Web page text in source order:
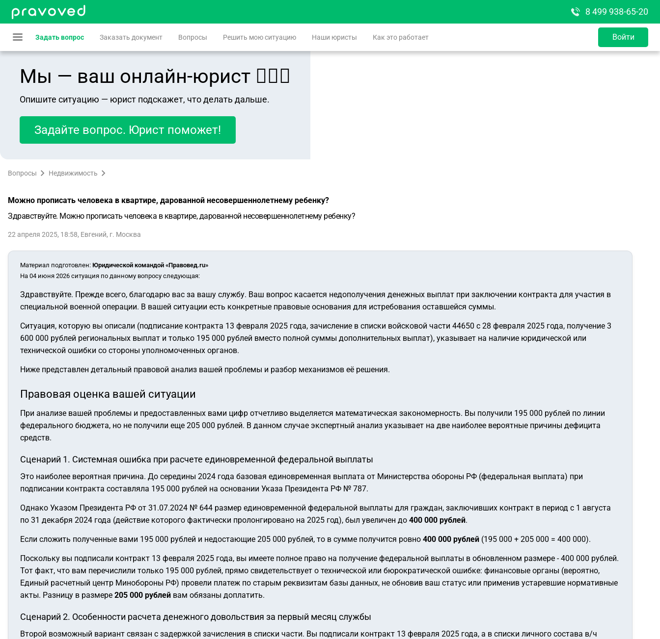
8 499 938-65-20
Задать вопрос Заказать документ Вопросы Решить мою ситуацию Наши юристы Как это работает Войти
Мы — ваш онлайн-юрист 👨🏻‍⚖️
Опишите ситуацию — юрист подскажет, что делать дальше.
Задайте вопрос. Юрист поможет!
Вопросы Недвижимость
Можно прописать человека в квартире, дарованной несовершеннолетнему ребенку?
Здравствуйте. Можно прописать человека в квартире, дарованной несовершеннолетнему ребенку?
22 апреля 2025, 18:58, Евгений, г. Москва
Материал подготовлен: Юридической командой «Правовед.ru»
На 04 июня 2026 ситуация по данному вопросу следующая:
Здравствуйте. Прежде всего, благодарю вас за вашу службу. Ваш вопрос касается недополучения денежных выплат при заключении контракта для участия в
специальной военной операции. В вашей ситуации есть конкретные правовые основания для истребования оставшейся суммы.
Ситуация, которую вы описали (подписание контракта 13 февраля 2025 года, зачисление в списки войсковой части 44650 с 28 февраля 2025 года, получение 3
600 000 рублей региональных выплат и только 195 000 рублей вместо полной суммы дополнительных выплат), указывает на наличие юридической или
технической ошибки со стороны уполномоченных органов.
Ниже представлен детальный правовой анализ вашей проблемы и разбор механизмов её решения.
Правовая оценка вашей ситуации
При анализе вашей проблемы и предоставленных вами цифр отчетливо выделяется математическая закономерность. Вы получили 195 000 рублей по линии
федерального бюджета, но не получили еще 205 000 рублей. В данном случае экспертный анализ указывает на две наиболее вероятные причины дефицита
средств.
Сценарий 1. Системная ошибка при расчете единовременной федеральной выплаты
Это наиболее вероятная причина. До середины 2024 года базовая единовременная выплата от Министерства обороны РФ (федеральная выплата) при
подписании контракта составляла 195 000 рублей на основании Указа Президента РФ № 787.
Однако Указом Президента РФ от 31.07.2024 № 644 размер единовременной федеральной выплаты для граждан, заключивших контракт в период с 1 августа
по 31 декабря 2024 года (действие которого фактически пролонгировано на 2025 год), был увеличен до 400 000 рублей.
Если сложить полученные вами 195 000 рублей и недостающие 205 000 рублей, то в сумме получится ровно 400 000 рублей (195 000 + 205 000 = 400 000).
Поскольку вы подписали контракт 13 февраля 2025 года, вы имеете полное право на получение федеральной выплаты в обновленном размере - 400 000 рублей.
Тот факт, что вам перечислили только 195 000 рублей, прямо свидетельствует о технической или бюрократической ошибке: финансовые органы (вероятно,
Единый расчетный центр Минобороны РФ) провели платеж по старым реквизитам базы данных, не обновив ваш статус или применив устаревшие нормативные
акты. Разницу в размере 205 000 рублей вам обязаны доплатить.
Сценарий 2. Особенности расчета денежного довольствия за первый месяц службы
Второй возможный вариант связан с задержкой зачисления в списки части. Вы подписали контракт 13 февраля 2025 года, а в списки личного состава в/ч